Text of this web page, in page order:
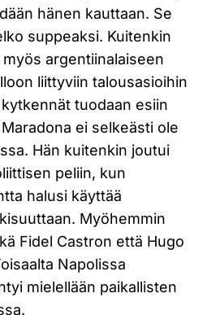
hänen kauttaan. Se
suppeaksi. Kuitenkin
argentiinalaiseen
liittyviin talousasioihin
tuodaan esiin
ei selkeästi ole
Hän kuitenkin joutui
peliin, kun
halusi käyttää
Myöhemmin
Fidel Castron että Hugo
Napolissa
mielellään paikallisten